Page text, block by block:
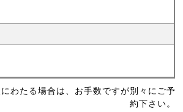
わたる場合は、お手数ですが別々にご予
約下さい。